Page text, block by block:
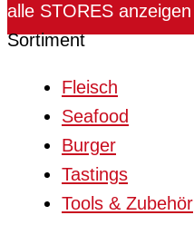
alle STORES anzeigen
Sortiment
Fleisch
Seafood
Burger
Tastings
Tools & Zubehör